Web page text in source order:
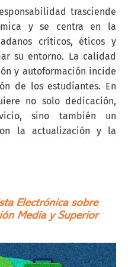
trasciende
y se centra en la
críticos, éticos y
su entorno. La calidad
y autoformación incide
de los estudiantes. En
no solo dedicación,
sino también un
la actualización y la